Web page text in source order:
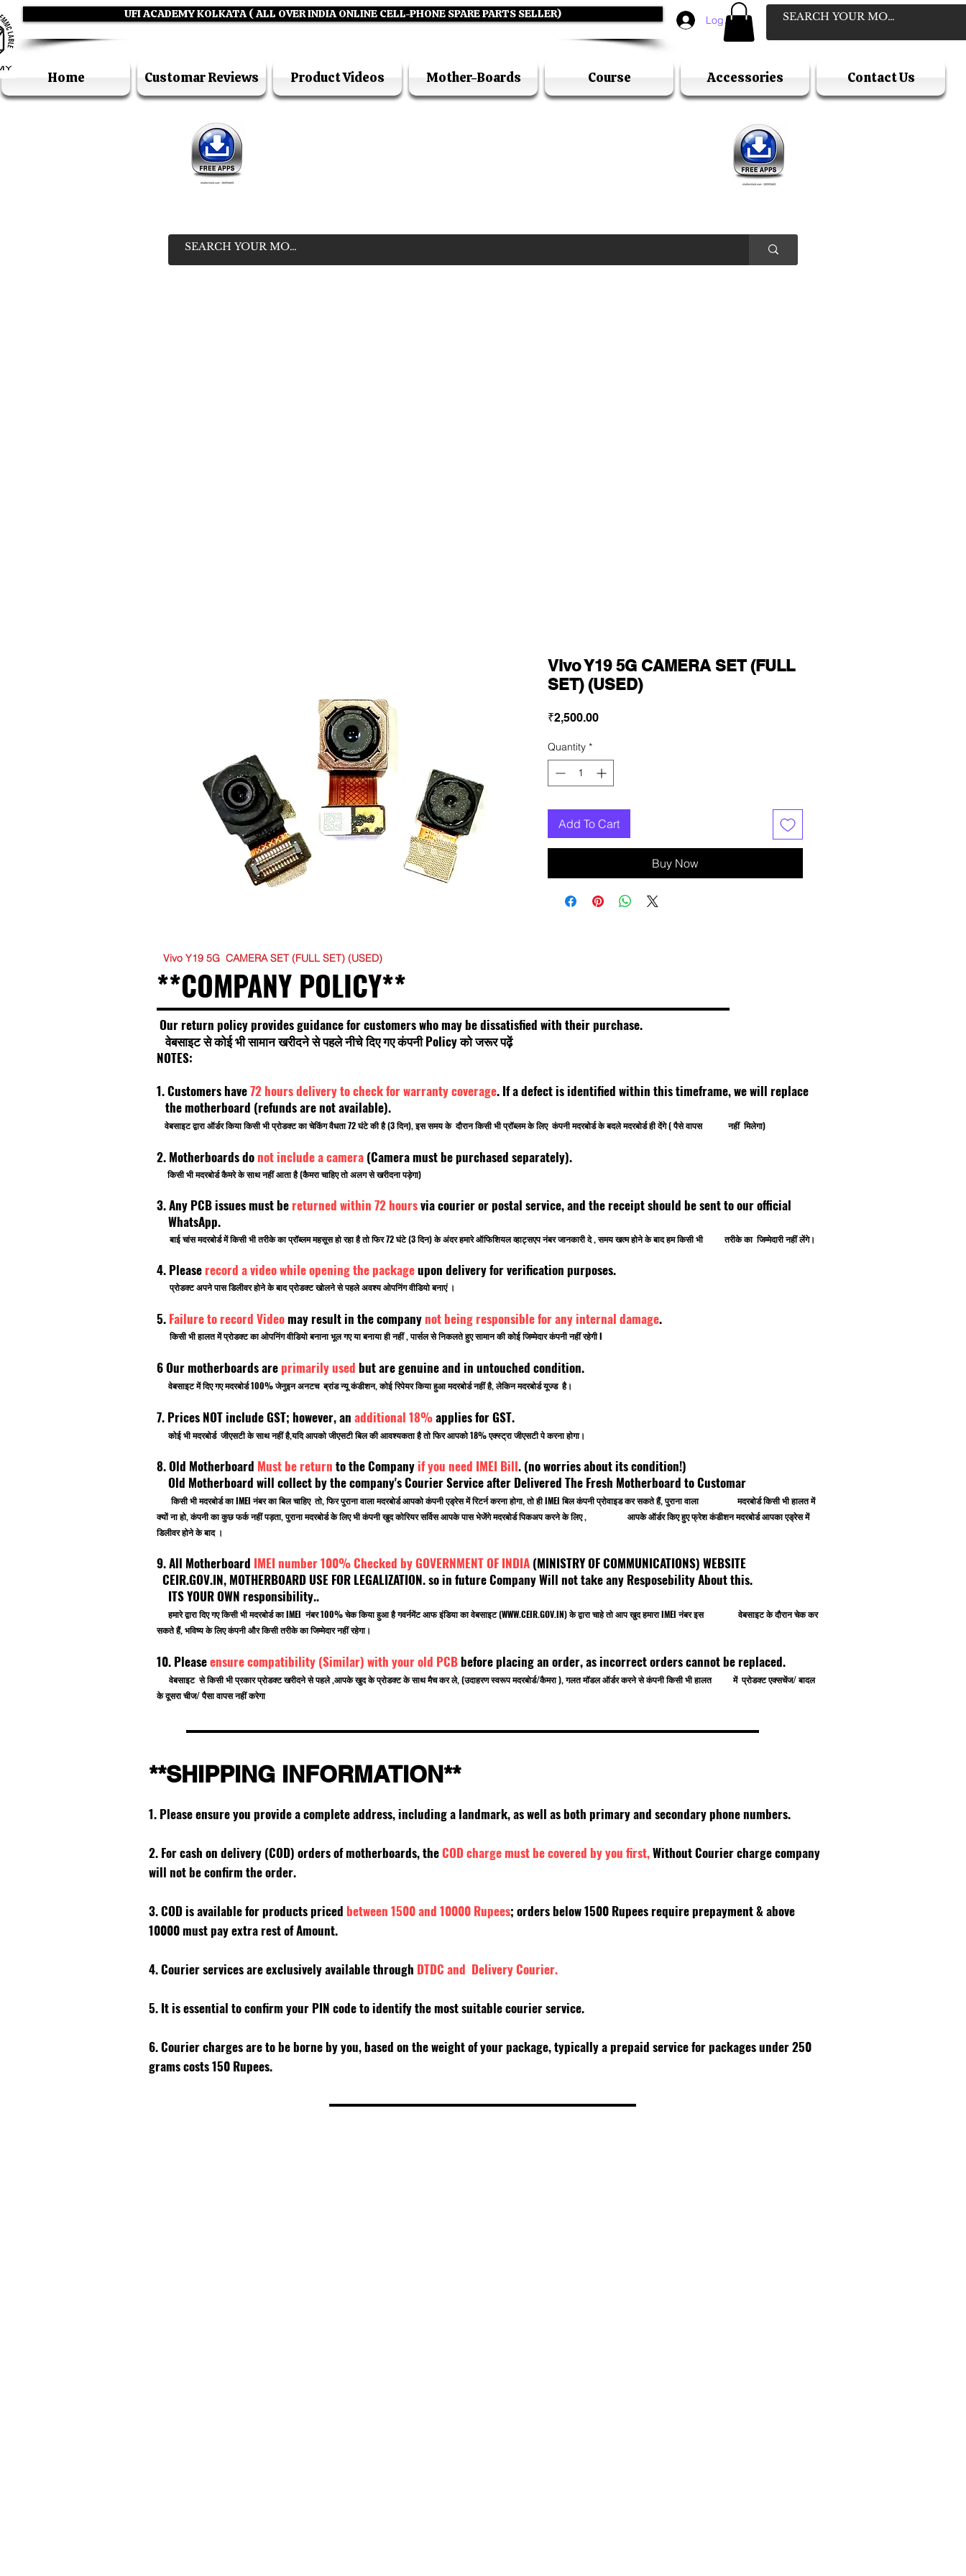
UFI ACADEMY KOLKATA ( ALL OVER INDIA ONLINE CELL-PHONE SPARE PARTS SELLER) Log In
Home Customar Reviews Product Videos Mother-Boards Course Accessories Contact Us
Vivo Y19 5G CAMERA SET (FULL SET) (USED)
Vivo Y19 5G CAMERA SET (FULL
SET) (USED)
₹2,500.00Price
Quantity *
Add To Cart
Buy Now
**COMPANY POLICY**
Our return policy provides guidance for customers who may be dissatisfied with their purchase.
वेबसाइट से कोई भी सामान खरीदने से पहले नीचे दिए गए कंपनी Policy को जरूर पढ़ें
NOTES:
1. Customers have72 hours delivery to check for warranty coverage. If a defect is identified within this timeframe, we will replace
the motherboard (refunds are not available).
वेबसाइट द्वारा ऑर्डर किया किसी भी प्रोडक्ट का चेकिंग वैधता 72 घंटे की है (3 दिन), इस समय के दौरान किसी भी प्रॉब्लम के लिए कंपनी मदरबोर्ड के बदले मदरबोर्ड ही देंगे ( पैसे वापस नहीं मिलेगा)
2. Motherboards donot include a camera (Camera must be purchased separately).
किसी भी मदरबोर्ड कैमरे के साथ नहीं आता है (कैमरा चाहिए तो अलग से खरीदना पड़ेगा)
3. Any PCB issues must be returned within 72 hoursvia courier or postal service, and the receipt should be sent to our official
WhatsApp.
बाई चांस मदरबोर्ड में किसी भी तरीके का प्रॉब्लम महसूस हो रहा है तो फिर 72 घंटे (3 दिन) के अंदर हमारे ऑफिशियल व्हाट्सएप नंबर जानकारी दे , समय खत्म होने के बाद हम किसी भी तरीके का जिम्मेदारी नहीं लेंगे।
4. Please record a video while opening the packageupon delivery for verification purposes.
प्रोडक्ट अपने पास डिलीवर होने के बाद प्रोडक्ट खोलने से पहले अवश्य ओपनिंग वीडियो बनाएं ।
5. Failure to record Videomay result in the companynot being responsible for any internal damage.
किसी भी हालत में प्रोडक्ट का ओपनिंग वीडियो बनाना भूल गए या बनाया ही नहीं , पार्सल से निकलते हुए सामान की कोई जिम्मेदार कंपनी नहीं रहेगी I
6 Our motherboards areprimarily used but are genuine and in untouched condition.
वेबसाइट में दिए गए मदरबोर्ड 100% जेनुइन अनटच ब्रांड न्यू कंडीशन, कोई रिपेयर किया हुआ मदरबोर्ड नहीं है, लेकिन मदरबोर्ड यूज्ड है।
7. Prices NOT include GST; however, an additional 18%applies for GST.
कोई भी मदरबोर्ड जीएसटी के साथ नहीं है,यदि आपको जीएसटी बिल की आवश्यकता है तो फिर आपको 18% एक्स्ट्रा जीएसटी पे करना होगा।
8. Old Motherboard Must be return to the Companyif you need IMEI Bill. (no worries about its condition!)
Old Motherboard will collect by the company's Courier Service after Delivered The Fresh Motherboard to Customar
किसी भी मदरबोर्ड का IMEI नंबर का बिल चाहिए तो, फिर पुराना वाला मदरबोर्ड आपको कंपनी एड्रेस में रिटर्न करना होगा, तो ही IMEI बिल कंपनी प्रोवाइड कर सकते हैं, पुराना वाला मदरबोर्ड किसी भी हालत में
क्यों ना हो, कंपनी का कुछ फर्क नहीं पड़ता, पुराना मदरबोर्ड के लिए भी कंपनी खुद कोरियर सर्विस आपके पास भेजेंगे मदरबोर्ड पिकअप करने के लिए , आपके ऑर्डर किए हुए फ्रेश कंडीशन मदरबोर्ड आपका एड्रेस में
डिलीवर होने के बाद ।
9. All Motherboard IMEI number 100% Checked by GOVERNMENT OF INDIA (MINISTRY OF COMMUNICATIONS) WEBSITE
CEIR.GOV.IN, MOTHERBOARD USE FOR LEGALIZATION. so in future Company Will not take any Resposebility About this.
ITS YOUR OWN responsibility..
हमारे द्वारा दिए गए किसी भी मदरबोर्ड का IMEI नंबर 100% चेक किया हुआ है गवर्नमेंट आफ इंडिया का वेबसाइट (WWW.CEIR.GOV.IN) के द्वारा चाहे तो आप खुद हमारा IMEI नंबर इस वेबसाइट के दौरान चेक कर
सकते हैं, भविष्य के लिए कंपनी और किसी तरीके का जिम्मेदार नहीं रहेगा।
10. Pleaseensure compatibility (Similar) with your old PCBbefore placing an order, as incorrect orders cannot be replaced.
वेबसाइट से किसी भी प्रकार प्रोडक्ट खरीदने से पहले ,आपके खुद के प्रोडक्ट के साथ मैच कर ले, (उदाहरण स्वरूप मदरबोर्ड/कैमरा ), गलत मॉडल ऑर्डर करने से कंपनी किसी भी हालत में प्रोडक्ट एक्सचेंज/ बादल
के दूसरा चीज/ पैसा वापस नहीं करेगा
**SHIPPING INFORMATION**
1. Please ensure you provide a complete address, including a landmark, as well as both primary and secondary phone numbers.
2. For cash on delivery (COD) orders of motherboards, theCOD charge must be covered by you first,Without Courier charge company
will not be confirm the order.
3. COD is available for products priced between 1500 and 10000 Rupees; orders below 1500 Rupees require prepayment & above
10000 must pay extra rest of Amount.
4. Courier services are exclusively available through DTDC and Delivery Courier.
5. It is essential to confirm your PIN code to identify the most suitable courier service.
6. Courier charges are to be borne by you, based on the weight of your package, typically a prepaid service for packages under 250
grams costs 150 Rupees.